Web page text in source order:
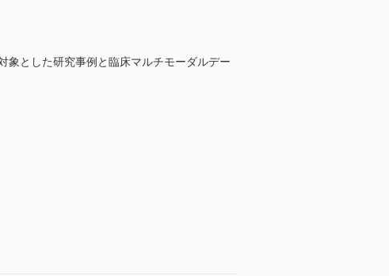
とした研究事例と臨床マルチモーダルデー